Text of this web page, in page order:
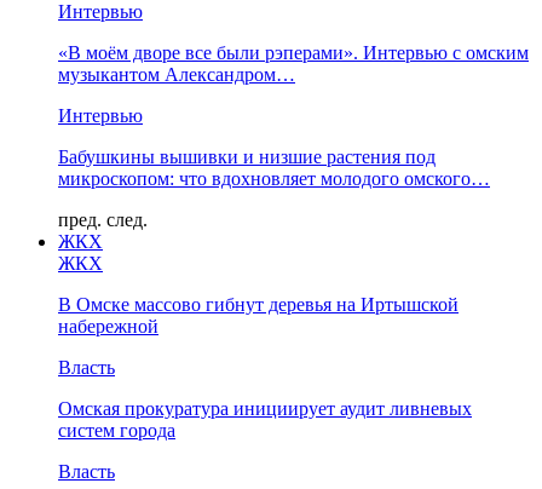
Интервью
«В моём дворе все были рэперами». Интервью с омским
музыкантом Александром…
Интервью
Бабушкины вышивки и низшие растения под
микроскопом: что вдохновляет молодого омского…
пред. след.
ЖКХ
ЖКХ
В Омске массово гибнут деревья на Иртышской
набережной
Власть
Омская прокуратура инициирует аудит ливневых
систем города
Власть